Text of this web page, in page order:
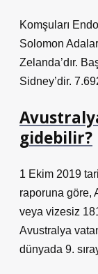
Komşuları
Solomon
Zelanda’dır.
Sidney’dir.
gidebilir?
1 Ekim 2019
raporuna göre,
veya vizesiz
Avustralya
dünyada 9.